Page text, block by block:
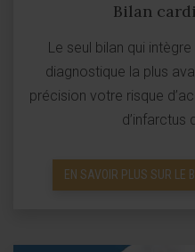
Bilan
Le seul bilan qui
diagnostique la plus
précision votre risque
d’infarctus
EN SAVOIR PLUS SUR LE